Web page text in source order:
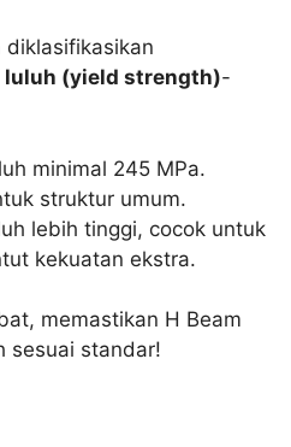
diklasifikasikan
luluh (yield strength)-
minimal 245 MPa.
struktur umum.
lebih tinggi, cocok untuk
kekuatan ekstra.
memastikan H Beam
sesuai standar!